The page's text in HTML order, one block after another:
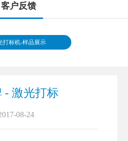
客户反馈
打标机-样品展示
- 激光打标
08-24